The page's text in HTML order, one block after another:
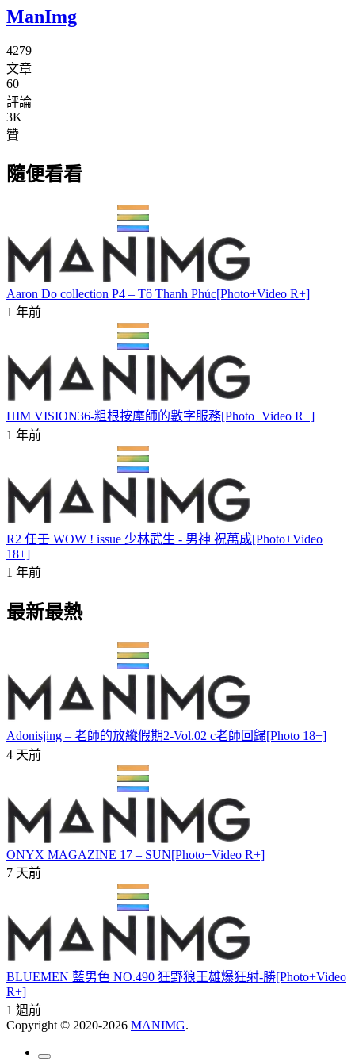
ManImg
4279
文章
60
評論
3K
贊
隨便看看
Aaron Do collection P4 – Tô Thanh Phúc[Photo+Video R+]
1 年前
HIM VISION36-粗根按摩師的數字服務[Photo+Video R+]
1 年前
R2 任壬 WOW ! issue 少林武生 - 男神 祝萬成[Photo+Video
18+]
1 年前
最新最熱
Adonisjing – 老師的放縱假期2-Vol.02 c老師回歸[Photo 18+]
4 天前
ONYX MAGAZINE 17 – SUN[Photo+Video R+]
7 天前
BLUEMEN 藍男色 NO.490 狂野狼王雄爆狂射-勝[Photo+Video
R+]
1 週前
Copyright © 2020-2026 MANIMG.